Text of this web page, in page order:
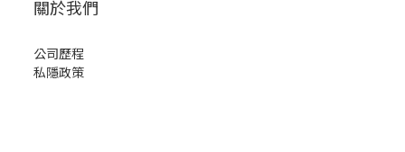
關於我們
公司歷程
私隱政策